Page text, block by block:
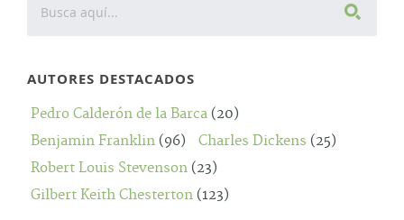
AUTORES DESTACADOS
Pedro Calderón de la Barca (20)
Benjamin Franklin (96) Charles Dickens (25)
Robert Louis Stevenson (23)
Gilbert Keith Chesterton (123)